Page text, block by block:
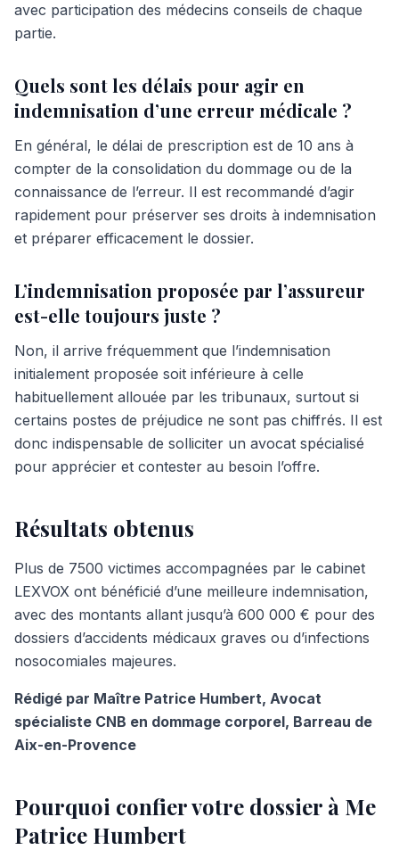
avec participation des médecins conseils de chaque
partie.
Quels sont les délais pour agir en
indemnisation d’une erreur médicale ?
En général, le délai de prescription est de 10 ans à
compter de la consolidation du dommage ou de la
connaissance de l’erreur. Il est recommandé d’agir
rapidement pour préserver ses droits à indemnisation
et préparer efficacement le dossier.
L’indemnisation proposée par l’assureur
est-elle toujours juste ?
Non, il arrive fréquemment que l’indemnisation
initialement proposée soit inférieure à celle
habituellement allouée par les tribunaux, surtout si
certains postes de préjudice ne sont pas chiffrés. Il est
donc indispensable de solliciter un avocat spécialisé
pour apprécier et contester au besoin l’offre.
Résultats obtenus
Plus de 7500 victimes accompagnées par le cabinet
LEXVOX ont bénéficié d’une meilleure indemnisation,
avec des montants allant jusqu’à 600 000 € pour des
dossiers d’accidents médicaux graves ou d’infections
nosocomiales majeures.
Rédigé par Maître Patrice Humbert, Avocat
spécialiste CNB en dommage corporel, Barreau de
Aix-en-Provence
Pourquoi confier votre dossier à Me
Patrice Humbert